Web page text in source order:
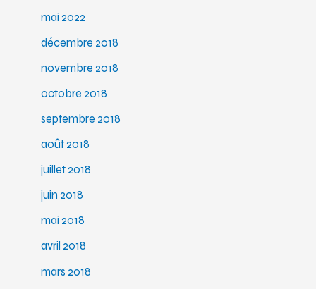
mai 2022
décembre 2018
novembre 2018
octobre 2018
septembre 2018
août 2018
juillet 2018
juin 2018
mai 2018
avril 2018
mars 2018